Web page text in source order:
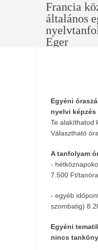
Francia
általános
Eger
Egyéni
nyelvi képzés
Te alakíthatod
Választható
A tanfolyam
-
7.500 Ft/
- egyéb
szombatig)
Egyéni
nincs